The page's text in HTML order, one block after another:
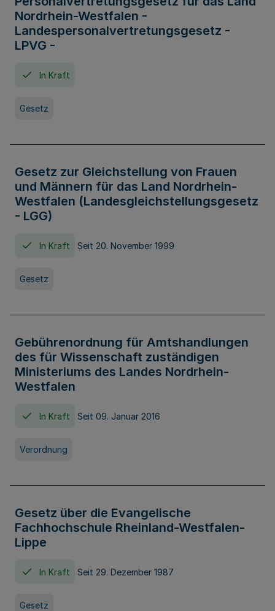
Nordrhein-Westfalen -
Landespersonalvertretungsgesetz -
LPVG -
In Kraft
Gesetz
Gesetz zur Gleichstellung von Frauen
und Männern für das Land Nordrhein-
Westfalen (Landesgleichstellungsgesetz
- LGG)
In Kraft Seit 20. November 1999
Gesetz
Gebührenordnung für Amtshandlungen
des für Wissenschaft zuständigen
Ministeriums des Landes Nordrhein-
Westfalen
In Kraft Seit 09. Januar 2016
Verordnung
Gesetz über die Evangelische
Fachhochschule Rheinland-Westfalen-
Lippe
In Kraft Seit 29. Dezember 1987
Gesetz